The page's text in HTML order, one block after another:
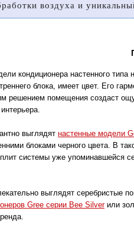
воздуха и
кондиционера настенного типа
блока, имеет цвет. Его
решением помещения создаст
выглядят настенные модели
блоками черного цвета. В
системы уже упоминавшейся
выглядят серебристые
Gree серии Bee Silverили